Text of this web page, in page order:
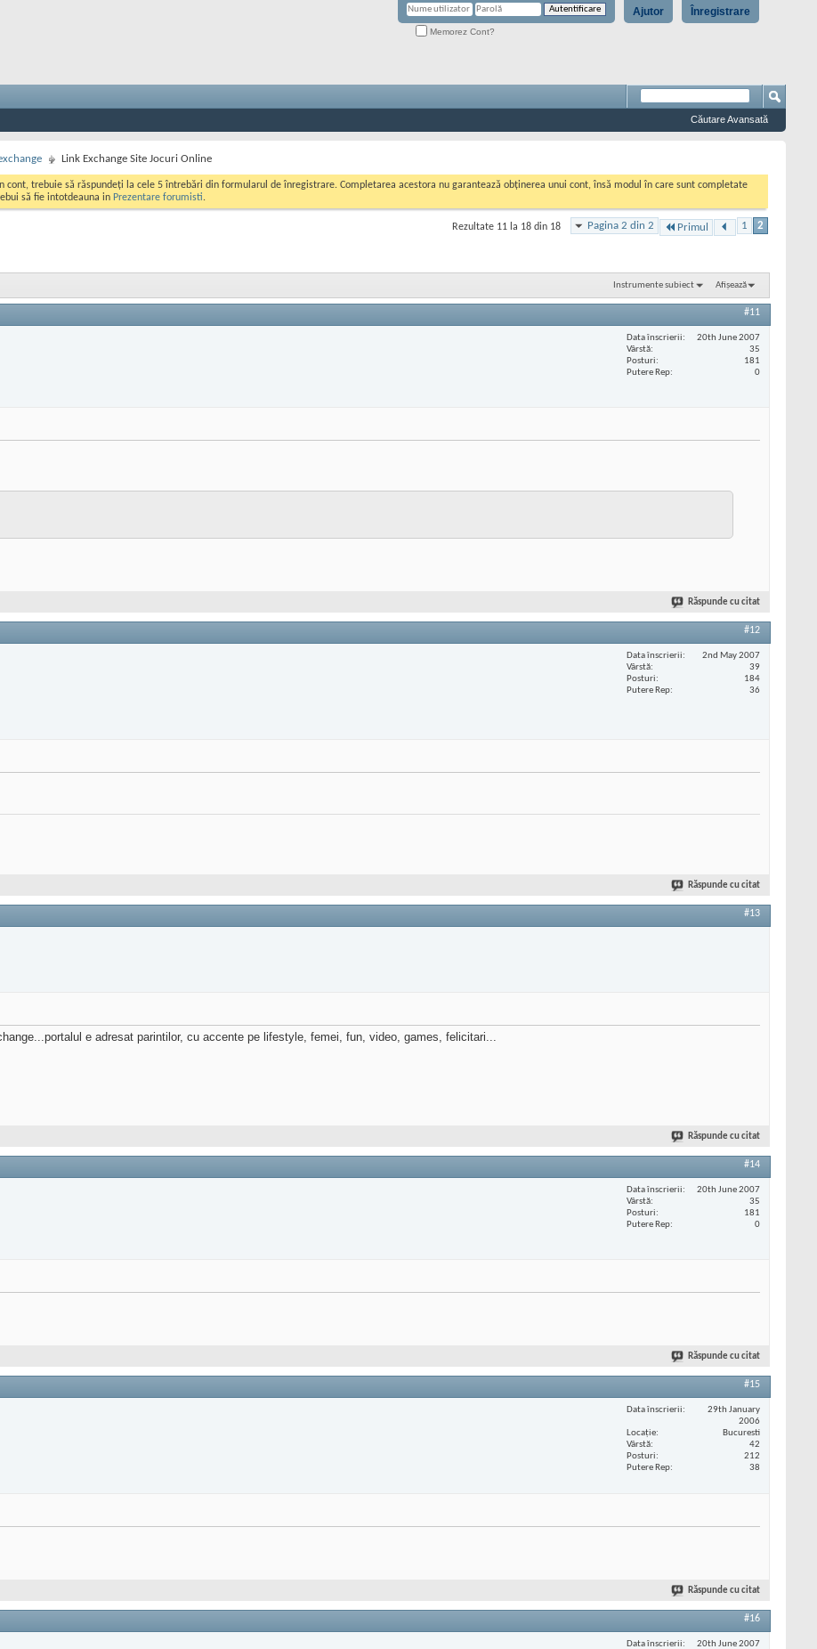
Înregistrare
Ajutor
Memorez Cont?
Căutare Avansată
Link Exchange Site Jocuri Online
cont, trebuie să răspundeți la cele 5 întrebări din formularul de înregistrare. Completarea acestora nu garantează obținerea unui cont, însă modul în care sunt completate
să fie intotdeauna in Prezentare forumisti.
Pagina 2 din 2 Primul 1 2
Rezultate 11 la 18 din 18
Instrumente subiect Afișează
#11
Data înscrierii
20th June 2007
Vârstă
35
Posturi
181
Putere Rep
0
Răspunde cu citat
#12
Data înscrierii
2nd May 2007
Vârstă
39
Posturi
184
Putere Rep
36
Răspunde cu citat
#13
e adresat parintilor, cu accente pe lifestyle, femei, fun, video, games, felicitari...
Răspunde cu citat
#14
Data înscrierii
20th June 2007
Vârstă
35
Posturi
181
Putere Rep
0
Răspunde cu citat
#15
Data înscrierii
29th January
2006
Locaţie
Bucuresti
Vârstă
42
Posturi
212
Putere Rep
38
Răspunde cu citat
#16
Data înscrierii
20th June 2007